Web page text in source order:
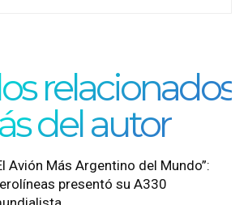
relacionados
del autor
Avión Más Argentino del Mundo”:
presentó su A330